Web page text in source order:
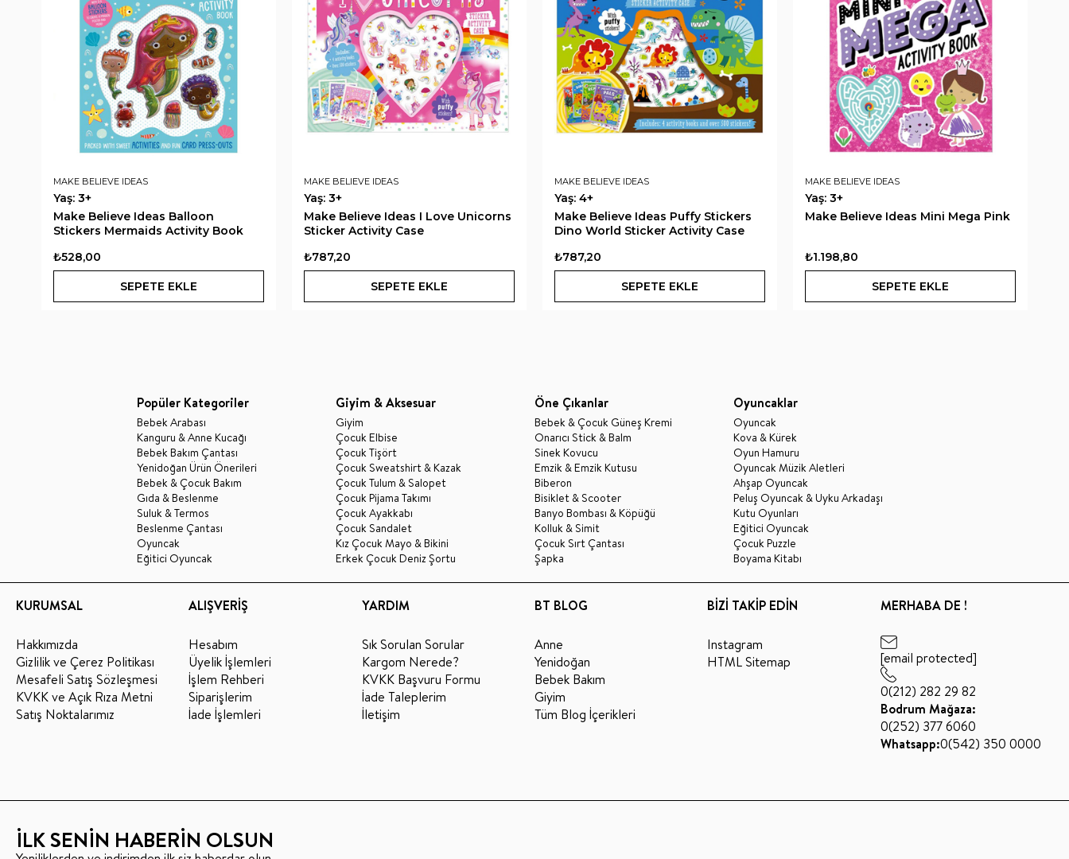
MAKE BELIEVE IDEAS
Yaş: 3+
Make Believe Ideas Balloon
Stickers Mermaids Activity Book
₺528,00
SEPETE EKLE
MAKE BELIEVE IDEAS
Yaş: 3+
Make Believe Ideas I Love Unicorns
Sticker Activity Case
₺787,20
SEPETE EKLE
MAKE BELIEVE IDEAS
Yaş: 4+
Make Believe Ideas Puffy Stickers
Dino World Sticker Activity Case
₺787,20
SEPETE EKLE
MAKE BELIEVE IDEAS
Yaş: 3+
Make Believe Ideas Mini Mega Pink
₺1.198,80
SEPETE EKLE
Popüler Kategoriler
Bebek Arabası
Kanguru & Anne Kucağı
Bebek Bakım Çantası
Yenidoğan Ürün Önerileri
Bebek & Çocuk Bakım
Gıda & Beslenme
Suluk & Termos
Beslenme Çantası
Oyuncak
Eğitici Oyuncak
Giyim & Aksesuar
Giyim
Çocuk Elbise
Çocuk Tişört
Çocuk Sweatshirt & Kazak
Çocuk Tulum & Salopet
Çocuk Pijama Takımı
Çocuk Ayakkabı
Çocuk Sandalet
Kız Çocuk Mayo & Bikini
Erkek Çocuk Deniz Şortu
Öne Çıkanlar
Bebek & Çocuk Güneş Kremi
Onarıcı Stick & Balm
Sinek Kovucu
Emzik & Emzik Kutusu
Biberon
Bisiklet & Scooter
Banyo Bombası & Köpüğü
Kolluk & Simit
Çocuk Sırt Çantası
Şapka
Oyuncaklar
Oyuncak
Kova & Kürek
Oyun Hamuru
Oyuncak Müzik Aletleri
Ahşap Oyuncak
Peluş Oyuncak & Uyku Arkadaşı
Kutu Oyunları
Eğitici Oyuncak
Çocuk Puzzle
Boyama Kitabı
KURUMSAL
Hakkımızda
Gizlilik ve Çerez Politikası
Mesafeli Satış Sözleşmesi
KVKK ve Açık Rıza Metni
Satış Noktalarımız
ALIŞVERİŞ
Hesabım
Üyelik İşlemleri
İşlem Rehberi
Siparişlerim
İade İşlemleri
YARDIM
Sık Sorulan Sorular
Kargom Nerede?
KVKK Başvuru Formu
İade Taleplerim
İletişim
BT BLOG
Anne
Yenidoğan
Bebek Bakım
Giyim
Tüm Blog İçerikleri
BİZİ TAKİP EDİN
Instagram
HTML Sitemap
MERHABA DE !
[email protected]
0(212) 282 29 82
Bodrum Mağaza:
0(252) 377 6060
Whatsapp:0(542) 350 0000
İLK SENİN HABERİN OLSUN